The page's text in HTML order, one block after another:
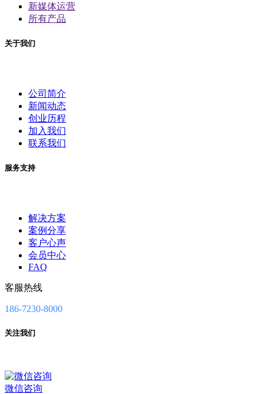
新媒体运营
所有产品
关于我们
公司简介
新闻动态
创业历程
加入我们
联系我们
服务支持
解决方案
案例分享
客户心声
会员中心
FAQ
客服热线
186-7230-8000
关注我们
微信咨询